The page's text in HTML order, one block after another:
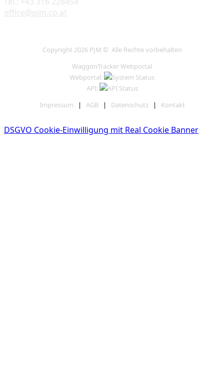
office@pjm.co.at
Copyright 2026 PJM © Alle Rechte vorbehalten
WaggonTracker Webportal
Webportal:
API:
Impressum | AGB| Datenschutz| Kontakt
DSGVO Cookie-Einwilligung mit Real Cookie Banner